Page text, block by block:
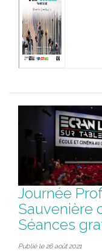
Journée
Sauvenière
Séances
Publié le 26 août 2021